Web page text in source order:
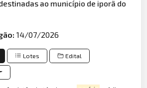
ao município de iporã do
14/07/2026
Lotes Edital